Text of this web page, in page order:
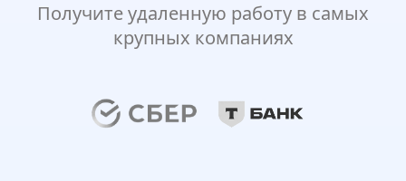
Получите удаленную работу в самых
крупных компаниях